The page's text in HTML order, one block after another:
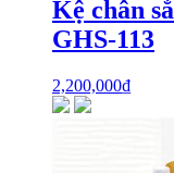
Kệ chân
GHS-113
2,200,000₫